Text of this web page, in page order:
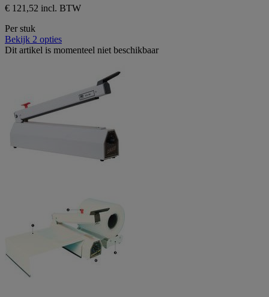
€ 121,52 incl. BTW
Per stuk
Bekijk 2 opties
Dit artikel is momenteel niet beschikbaar